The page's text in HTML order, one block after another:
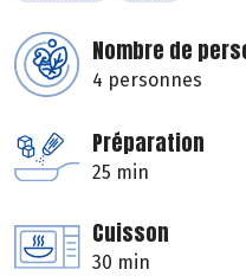
Nombre de
4 personnes
Préparation
25 min
Cuisson
30 min